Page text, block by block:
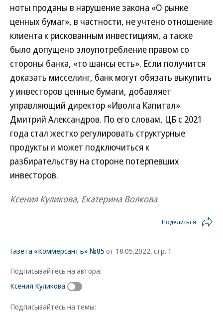
ноты проданы в нарушение закона «О рынке
ценных бумаг», в частности, не учтено отношение
клиента к рискованным инвестициям, а также
было допущено злоупотребление правом со
стороны банка, «то шансы есть». Если получится
доказать мисселинг, банк могут обязать выкупить
у инвесторов ценные бумаги, добавляет
управляющий директор «Иволга Капитал»
Дмитрий Александров. По его словам, ЦБ с 2021
года стал жестко регулировать структурные
продукты и может подключиться к
разбирательству на стороне потерпевших
инвесторов.
Ксения Куликова, Екатерина Волкова
Поделиться
Газета «Коммерсантъ» №85 от 18.05.2022, стр. 1
Подписывайтесь на автора:
Ксения Куликова
Подписывайтесь на темы: